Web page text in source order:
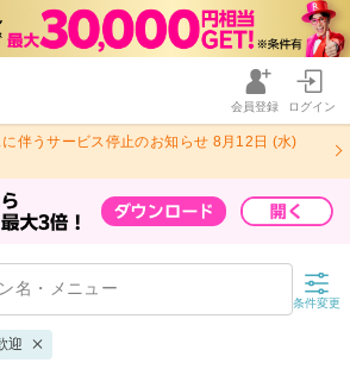
会員登録 ログイン
伴うサービス停止のお知らせ 8月12日 (水)
条件変更
迎